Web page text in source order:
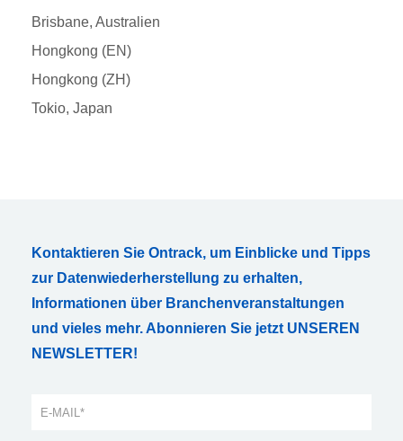
Brisbane, Australien
Hongkong (EN)
Hongkong (ZH)
Tokio, Japan
Kontaktieren Sie Ontrack, um Einblicke und Tipps
zur Datenwiederherstellung zu erhalten,
Informationen über Branchenveranstaltungen
und vieles mehr. Abonnieren Sie jetzt UNSEREN
NEWSLETTER!